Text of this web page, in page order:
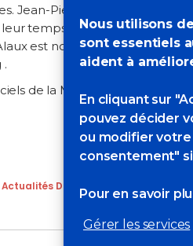
Nous utilisons
sont essentiels
aident à
En cliquant sur
pouvez décider
ou modifier
consentement"
Pour en savoir
Gérer les services
Jean-Pierre Alaux illustre le XX
temps, c’est de la grande
est nommé Peintre Officiel
.
de la Marine et la Marine
Actualités Des POM